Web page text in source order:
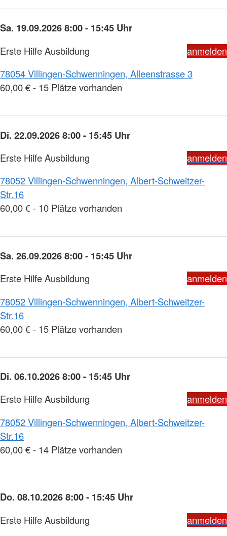
Sa. 19.09.2026 8:00 - 15:45 Uhr
Erste Hilfe Ausbildung
anmelden
78054 Villingen-Schwenningen, Alleenstrasse 3
60,00 € - 15 Plätze vorhanden
Di. 22.09.2026 8:00 - 15:45 Uhr
Erste Hilfe Ausbildung
anmelden
78052 Villingen-Schwenningen, Albert-Schweitzer-
Str.16
60,00 € - 10 Plätze vorhanden
Sa. 26.09.2026 8:00 - 15:45 Uhr
Erste Hilfe Ausbildung
anmelden
78052 Villingen-Schwenningen, Albert-Schweitzer-
Str.16
60,00 € - 15 Plätze vorhanden
Di. 06.10.2026 8:00 - 15:45 Uhr
Erste Hilfe Ausbildung
anmelden
78052 Villingen-Schwenningen, Albert-Schweitzer-
Str.16
60,00 € - 14 Plätze vorhanden
Do. 08.10.2026 8:00 - 15:45 Uhr
Erste Hilfe Ausbildung
anmelden